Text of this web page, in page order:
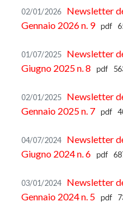
02/01/2026
Newsletter
Gennaio 2026 n. 9 pdf
01/07/2025
Newsletter
Giugno 2025 n. 8
pdf
02/01/2025
Newsletter
Gennaio 2025 n. 7 pdf
04/07/2024
Newsletter
Giugno 2024 n. 6 pdf
03/01/2024
Newsletter
Gennaio 2024 n. 5 pdf